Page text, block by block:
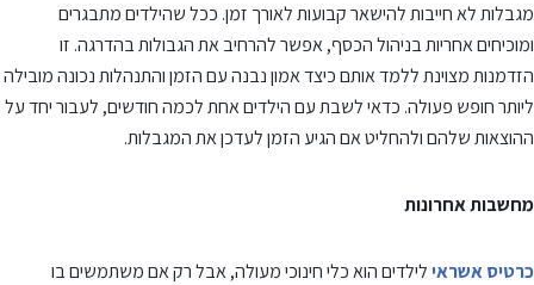
מגבלות לא חייבות להישאר קבועות לאורך זמן. ככל שהילדים מתבגרים
ומוכיחים אחריות בניהול הכסף, אפשר להרחיב את הגבולות בהדרגה. זו
הזדמנות מצוינת ללמד אותם כיצד אמון נבנה עם הזמן והתנהלות נכונה מובילה
ליותר חופש פעולה. כדאי לשבת עם הילדים אחת לכמה חודשים, לעבור יחד על
ההוצאות שלהם ולהחליט אם הגיע הזמן לעדכן את המגבלות.
מחשבות אחרונות
כרטיס אשראילילדים הוא כלי חינוכי מעולה, אבל רק אם משתמשים בו